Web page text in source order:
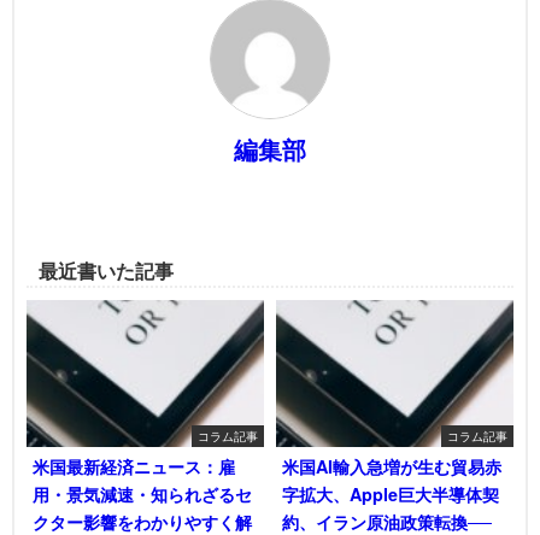
編集部
最近書いた記事
コラム記事
米国最新経済ニュース：雇
用・景気減速・知られざるセ
クター影響をわかりやすく解
コラム記事
米国AI輸入急増が生む貿易赤
字拡大、Apple巨大半導体契
約、イラン原油政策転換──